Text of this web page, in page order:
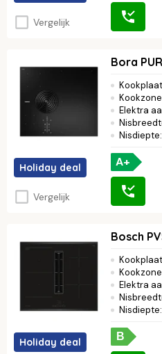
Vergelijk
Holiday deal
Vergelijk
Bora
Kookplaat
Elektra
Nisdiepte:
A+
Holiday deal
Bosch
Kookplaat
Elektra
Nisdiepte:
B